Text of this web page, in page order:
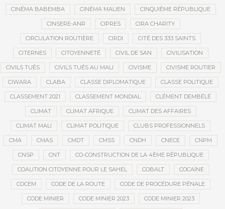
CINÉMA BABEMBA CINÉMA MALIEN CINQUIÈME RÉPUBLIQUE
CINSERE-ANR CIPRES CIRA CHARITY
CIRCULATION ROUTIÈRE CIRDI CITÉ DES 333 SAINTS
CITERNES CITOYENNETÉ CIVIL DE SAN CIVILISATION
CIVILS TUÉS CIVILS TUÉS AU MALI CIVISME CIVISME ROUTIER
CIWARA CLABA CLASSE DIPLOMATIQUE CLASSE POLITIQUE
CLASSEMENT 2021 CLASSEMENT MONDIAL CLÉMENT DEMBÉLÉ
CLIMAT CLIMAT AFRIQUE CLIMAT DES AFFAIRES
CLIMAT MALI CLIMAT POLITIQUE CLUBS PROFESSIONNELS
CMA CMAS CMDT CMSS CNDH CNECE CNPM
CNSP CNT CO-CONSTRUCTION DE LA 4ÈME RÉPUBLIQUE
COALITION CITOYENNE POUR LE SAHEL COBALT COCAÏNE
COCEM CODE DE LA ROUTE CODE DE PROCÉDURE PÉNALE
CODE MINIER CODE MINIER 2023 CODE MINIER 2023